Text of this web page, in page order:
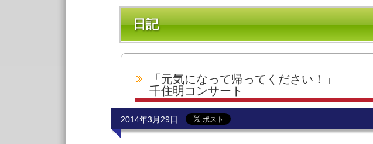
日記
「元気になって帰ってください！」
千住明コンサート
2014年3月29日